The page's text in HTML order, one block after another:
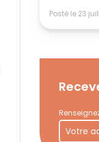
Posté le 23